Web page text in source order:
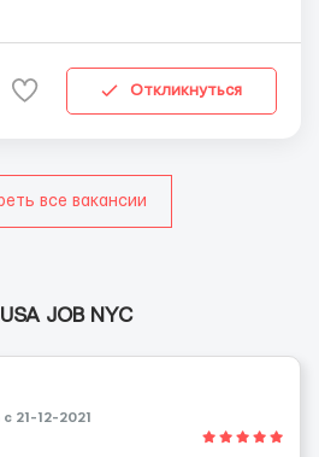
в выполнении строительных
зарплаты Тел. +38 068 908 9404 Viber WhatsApp ...
Откликнуться
все вакансии
JOB NYC
21-12-2021